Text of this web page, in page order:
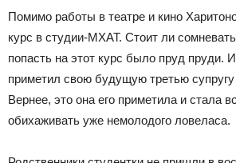
Помимо работы в театре и кино
курс в студии-МХАТ. Стоит ли
попасть на этот курс было пруд пруди.
приметил свою будущую третью
Вернее, это она его приметила и стала
обихаживать уже немолодого ловеласа.